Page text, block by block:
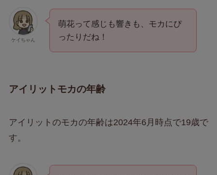
ケイちゃん
萌花って感じも響きも、モカにぴ
ったりだね！
アイリットモカの年齢
アイリットのモカの年齢は2024年6月時点で19歳で
す。